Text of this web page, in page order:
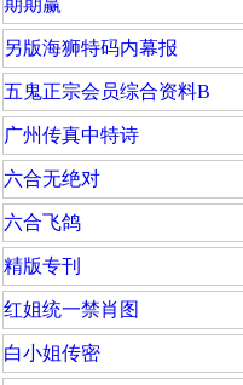
期期赢
另版海狮特码内幕报
五鬼正宗会员综合资料B
广州传真中特诗
六合无绝对
六合飞鸽
精版专刊
红姐统一禁肖图
白小姐传密